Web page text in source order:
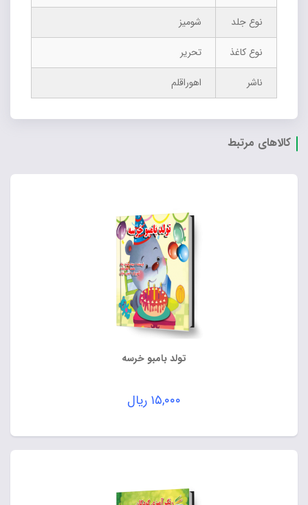
نوع جلد
شومیز
نوع کاغذ
تحریر
ناشر
اهوراقلم
کالاهای مرتبط
تولد بامبو خرسه
۱۵,۰۰۰ ریال